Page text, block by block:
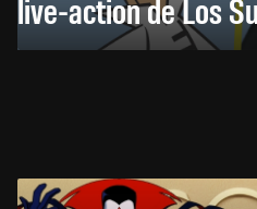
live-action de Los